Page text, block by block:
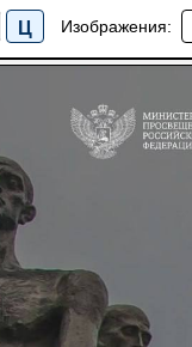
Ц Изображения:
Новости
фашизма